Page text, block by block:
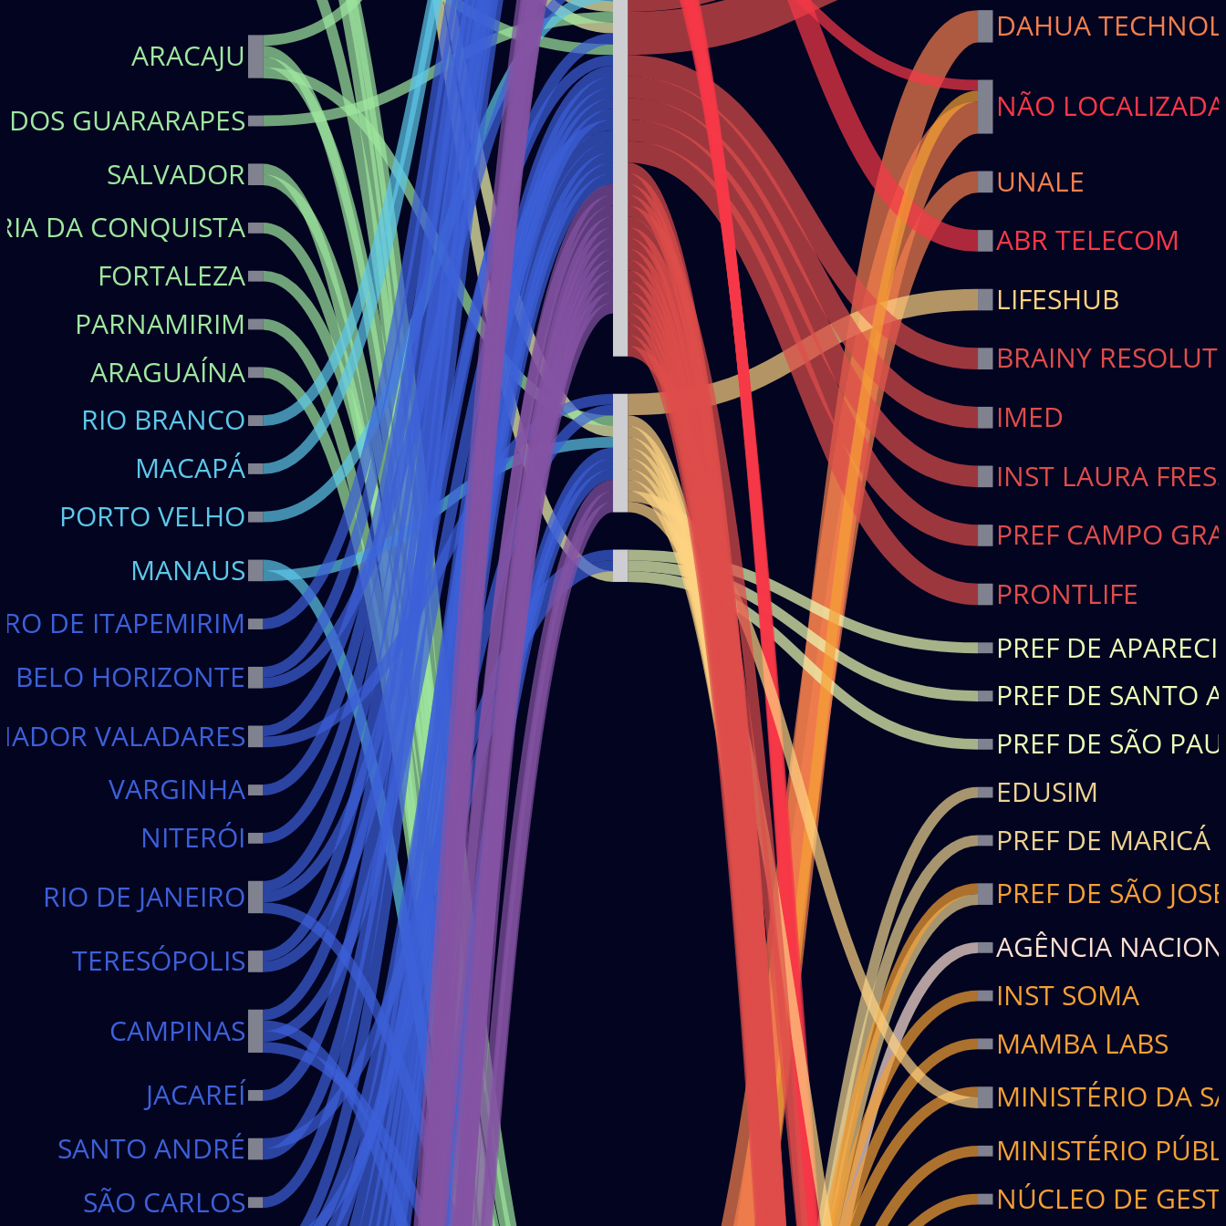
TELEMEDICINA
RASTREO DE CONTACTOS
DIGITALIZACIÓN DE SERVICIOS PÚBLICOS
ARACAJU
GUARARAPES
SALVADOR
DA CONQUISTA
FORTALEZA
PARNAMIRIM
ARAGUAÍNA
RIO BRANCO
MACAPÁ
PORTO VELHO
MANAUS
DE ITAPEMIRIM
BELO HORIZONTE
VALADARES
VARGINHA
NITERÓI
RIO DE JANEIRO
TERESÓPOLIS
CAMPINAS
JACAREÍ
SANTO ANDRÉ
SÃO CARLOS
DAHUA
NÃO LOCALIZADA
UNALE
ABR TELECOM
LIFESHUB
BRAINY
IMED
INST LAURA
PREF CAMPO
PRONTLIFE
PREF DE
PREF DE SANTO
PREF DE SÃO
EDUSIM
PREF DE MARICÁ
PREF DE SÃO
AGÊNCIA
INST SOMA
MAMBA LABS
MINISTÉRIO DA
MINISTÉRIO
NÚCLEO DE